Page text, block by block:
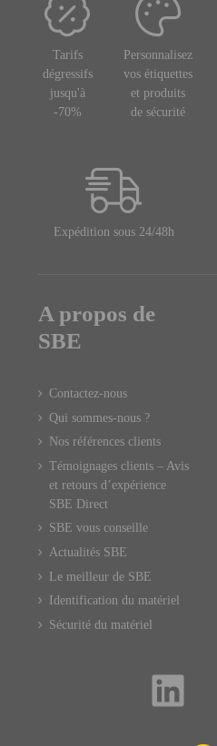
Tarifs
dégressifs
jusqu'à
-70%
Personnalisez
vos étiquettes
et produits
de sécurité
Expédition sous 24/48h
A propos de
SBE
Contactez-nous
Qui sommes-nous ?
Nos références clients
Témoignages clients – Avis
et retours d’expérience
SBE Direct
SBE vous conseille
Actualités SBE
Le meilleur de SBE
Identification du matériel
Sécurité du matériel